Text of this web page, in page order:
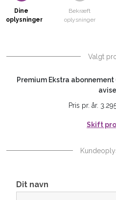
Dine
oplysninger
Bekræft
oplysninger
Valgt
Premium Ekstra abonnement
Pris pr. år.
Skift
Dit navn